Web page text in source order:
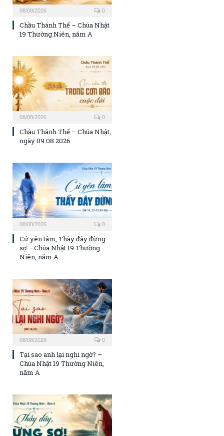
08/08/2026 0
Chầu Thánh Thể – Chúa Nhật
19 Thường Niên, năm A
08/08/2026 0
Chầu Thánh Thể – Chúa Nhật,
ngày 09.08.2026
08/08/2026 0
Cứ yên tâm, Thầy đây đừng
sợ – Chúa Nhật 19 Thường
Niên, năm A
08/08/2026 0
Tại sao anh lại nghi ngờ? –
Chúa Nhật 19 Thường Niên,
năm A